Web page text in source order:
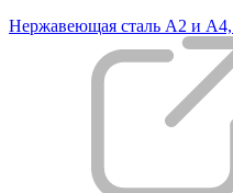
Нержавеющая сталь А2 и А4,